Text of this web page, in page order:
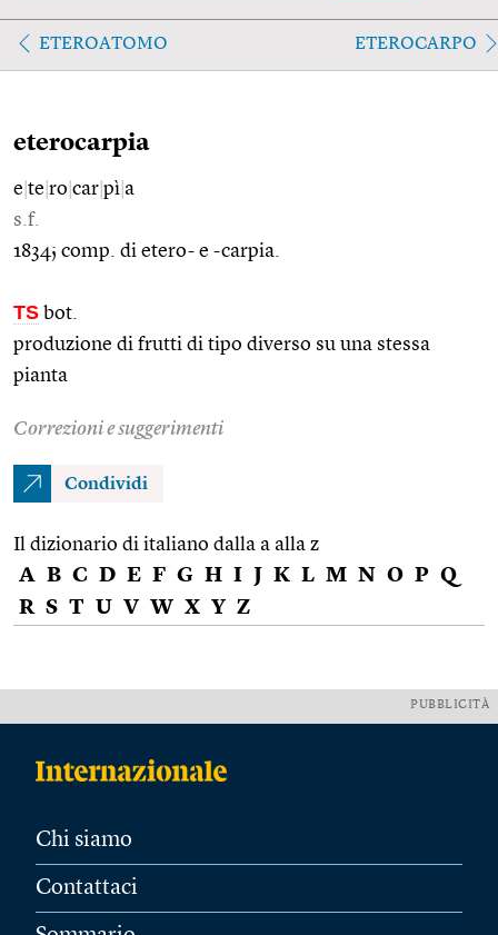
ETEROATOMO ETEROCARPO
eterocarpia
e te ro car pì a
s.f.
1834; comp. di etero- e -carpia.
TS bot.
produzione di frutti di tipo diverso su una stessa
pianta
Correzioni e suggerimenti
Condividi
Il dizionario di italiano dalla a alla z
A B C D E F G H I J K L M N O P Q
R S T U V W X Y Z
PUBBLICITÀ
Chi siamo
Contattaci